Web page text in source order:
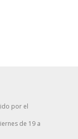
por el
de 19 a